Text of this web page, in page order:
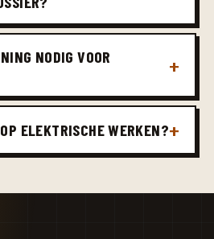
NODIG VOOR
ELEKTRISCHE WERKEN?